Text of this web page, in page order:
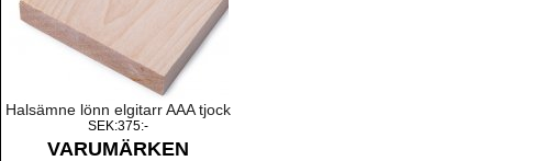
Halsämne lönn elgitarr AAA tjock
SEK:375:-
VARUMÄRKEN